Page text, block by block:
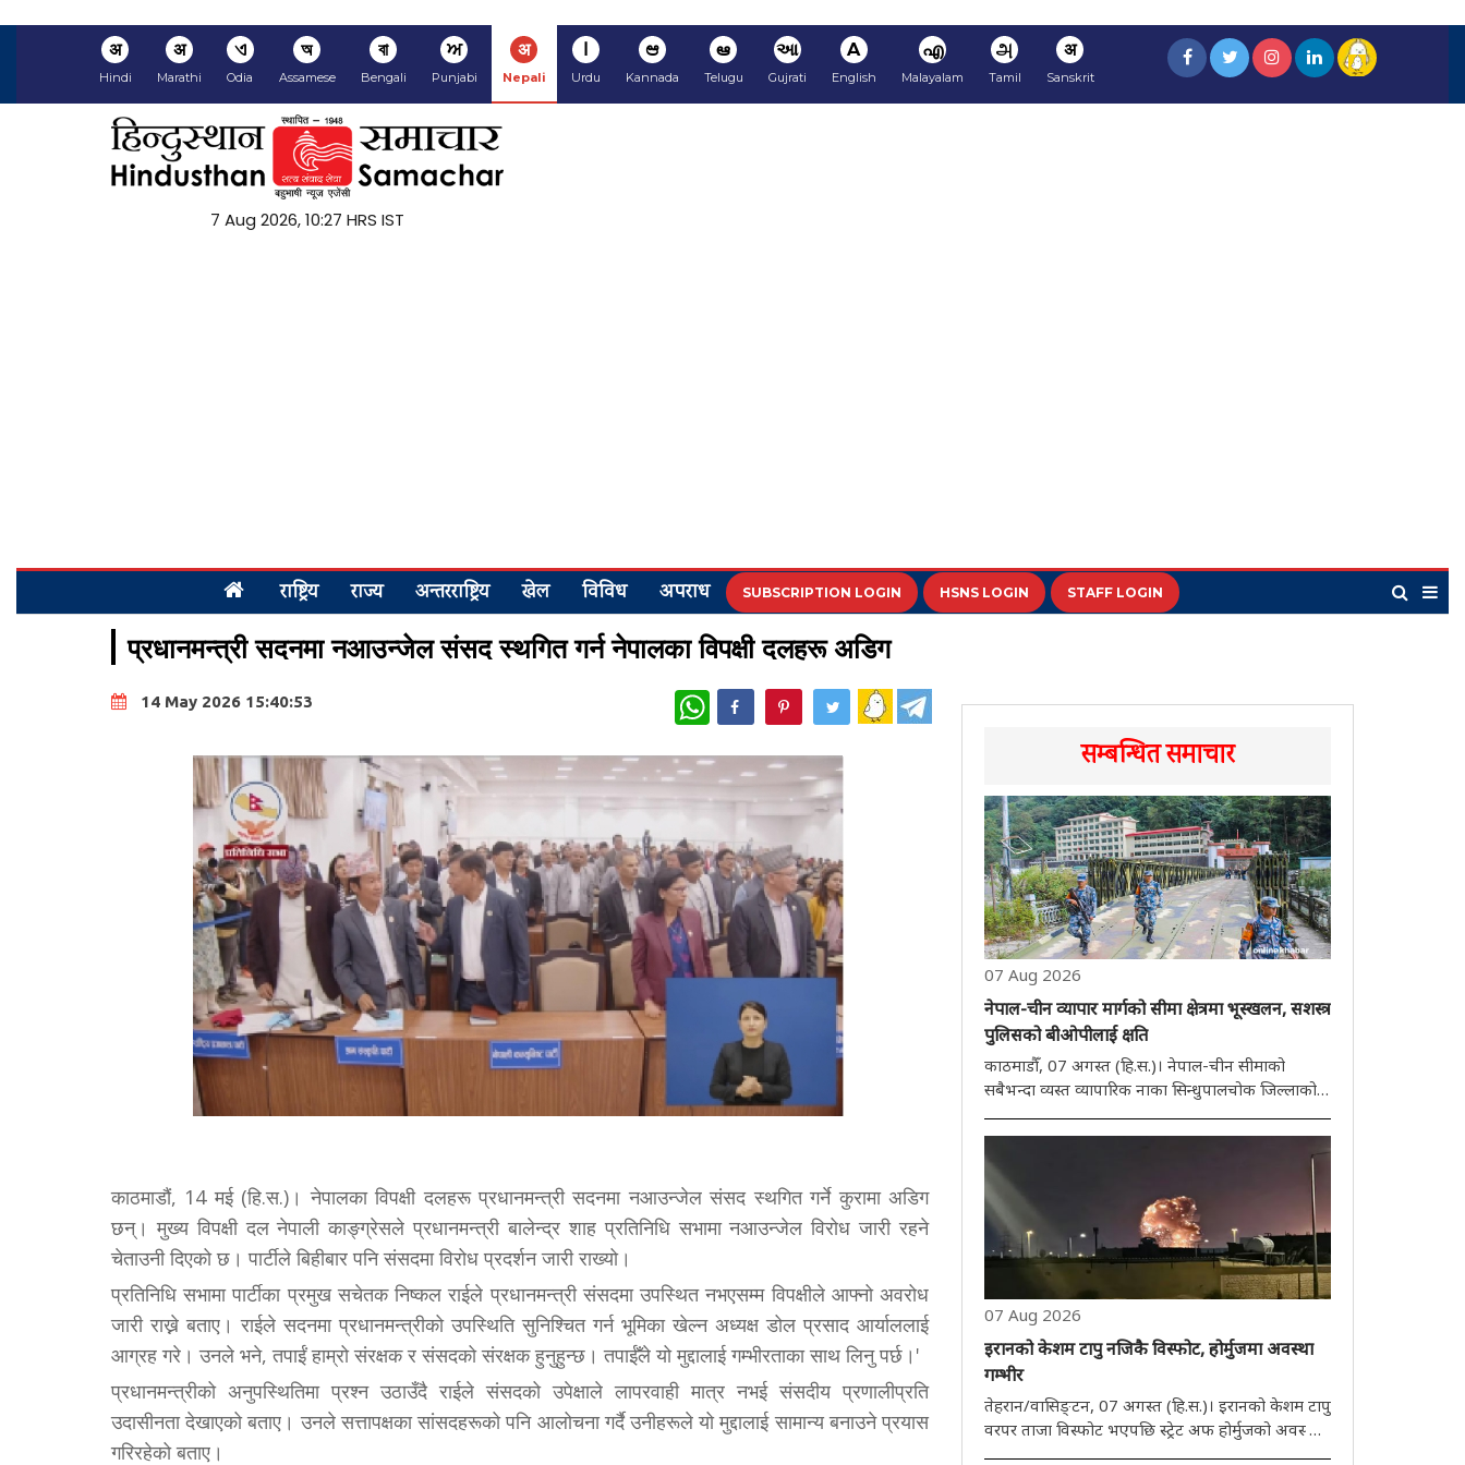
अ
Hindi
अ
Marathi
ଏ
Odia
অ
Assamese
বা
Bengali
ਅ
Punjabi
अ
Nepali
ا
Urdu
ಆ
Kannada
ఆ
Telugu
આ
Gujrati
A
English
എ
Malayalam
அ
Tamil
अ
Sanskrit
7 Aug 2026, 10:27 HRS IST
राष्ट्रिय राज्य अन्तरराष्ट्रिय खेल विविध अपराध SUBSCRIPTION LOGIN HSNS LOGIN STAFF LOGIN
प्रधानमन्त्री सदनमा नआउन्जेल संसद स्थगित गर्न नेपालका विपक्षी दलहरू अडिग
14 May 2026 15:40:53 WhatsApp
काठमाडौं, 14 मई (हि.स.)। नेपालका विपक्षी दलहरू प्रधानमन्त्री सदनमा नआउन्जेल संसद स्थगित गर्ने कुरामा अडिग
छन्। मुख्य विपक्षी दल नेपाली काङ्ग्रेसले प्रधानमन्त्री बालेन्द्र शाह प्रतिनिधि सभामा नआउन्जेल विरोध जारी रहने
चेताउनी दिएको छ। पार्टीले बिहीबार पनि संसदमा विरोध प्रदर्शन जारी राख्यो।
प्रतिनिधि सभामा पार्टीका प्रमुख सचेतक निष्कल राईले प्रधानमन्त्री संसदमा उपस्थित नभएसम्म विपक्षीले आफ्नो अवरोध
जारी राख्ने बताए। राईले सदनमा प्रधानमन्त्रीको उपस्थिति सुनिश्चित गर्न भूमिका खेल्न अध्यक्ष डोल प्रसाद आर्याललाई
आग्रह गरे। उनले भने, तपाईं हाम्रो संरक्षक र संसदको संरक्षक हुनुहुन्छ। तपाईँले यो मुद्दालाई गम्भीरताका साथ लिनु पर्छ।'
प्रधानमन्त्रीको अनुपस्थितिमा प्रश्न उठाउँदै राईले संसदको उपेक्षाले लापरवाही मात्र नभई संसदीय प्रणालीप्रति
उदासीनता देखाएको बताए। उनले सत्तापक्षका सांसदहरूको पनि आलोचना गर्दै उनीहरूले यो मुद्दालाई सामान्य बनाउने प्रयास
गरिरहेको बताए।
सम्बन्धित समाचार
07 Aug 2026
नेपाल-चीन व्यापार मार्गको सीमा क्षेत्रमा भूस्खलन, सशस्त्र
पुलिसको बीओपीलाई क्षति
काठमाडौँ, 07 अगस्त (हि.स.)। नेपाल-चीन सीमाको
सबैभन्दा व्यस्त व्यापारिक नाका सिन्धुपालचोक जिल्लाको
(एपीएफ) को सीमा सुरक्षा आधार (बीओपी) भूस्खलनले
क्षतिग्रस्त भएको छ। तर, घटनामा कुनै मानव हताहत
भएको..
07 Aug 2026
इरानको केशम टापु नजिकै विस्फोट, होर्मुजमा अवस्था
गम्भीर
तेहरान/वासिङ्टन, 07 अगस्त (हि.स.)। इरानको केशम टापु
वरपर ताजा विस्फोट भएपछि स्ट्रेट अफ होर्मुजको अवस्था